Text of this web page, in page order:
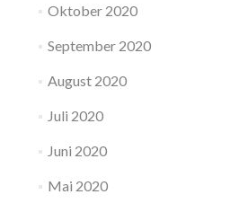
Oktober 2020
September 2020
August 2020
Juli 2020
Juni 2020
Mai 2020